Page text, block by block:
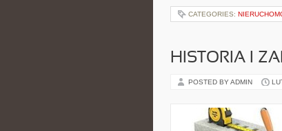
CATEGORIES:
HISTORIA I
POSTED BY ADMIN